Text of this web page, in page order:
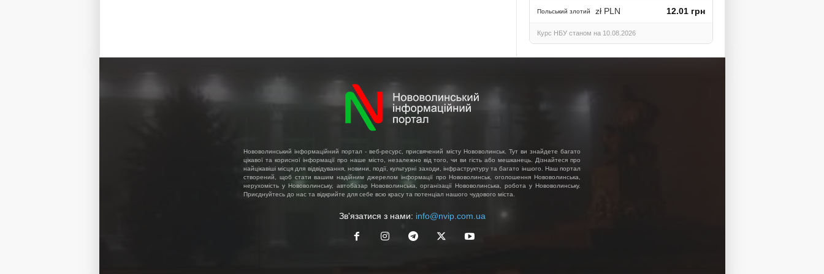
Польський злотий zł PLN 12.01 грн
Курс НБУ станом на 10.08.2026
Нововолинський інформаційний портал - веб-ресурс, присвячений місту Нововолинськ. Тут ви знайдете багато
цікавої та корисної інформації про наше місто, незалежно від того, чи ви гість або мешканець. Дізнайтеся про
найцікавіші місця для відвідування, новини, події, культурні заходи, інфраструктуру та багато іншого. Наш портал
створений, щоб стати вашим надійним джерелом інформації про Нововолинськ, оголошення Нововолинська,
нерухомість у Нововолинську, автобазар Нововолинська, організації Нововолинська, робота у Нововолинську.
Приєднуйтесь до нас та відкрийте для себе всю красу та потенціал нашого чудового міста.
Зв'язатися з нами: info@nvip.com.ua